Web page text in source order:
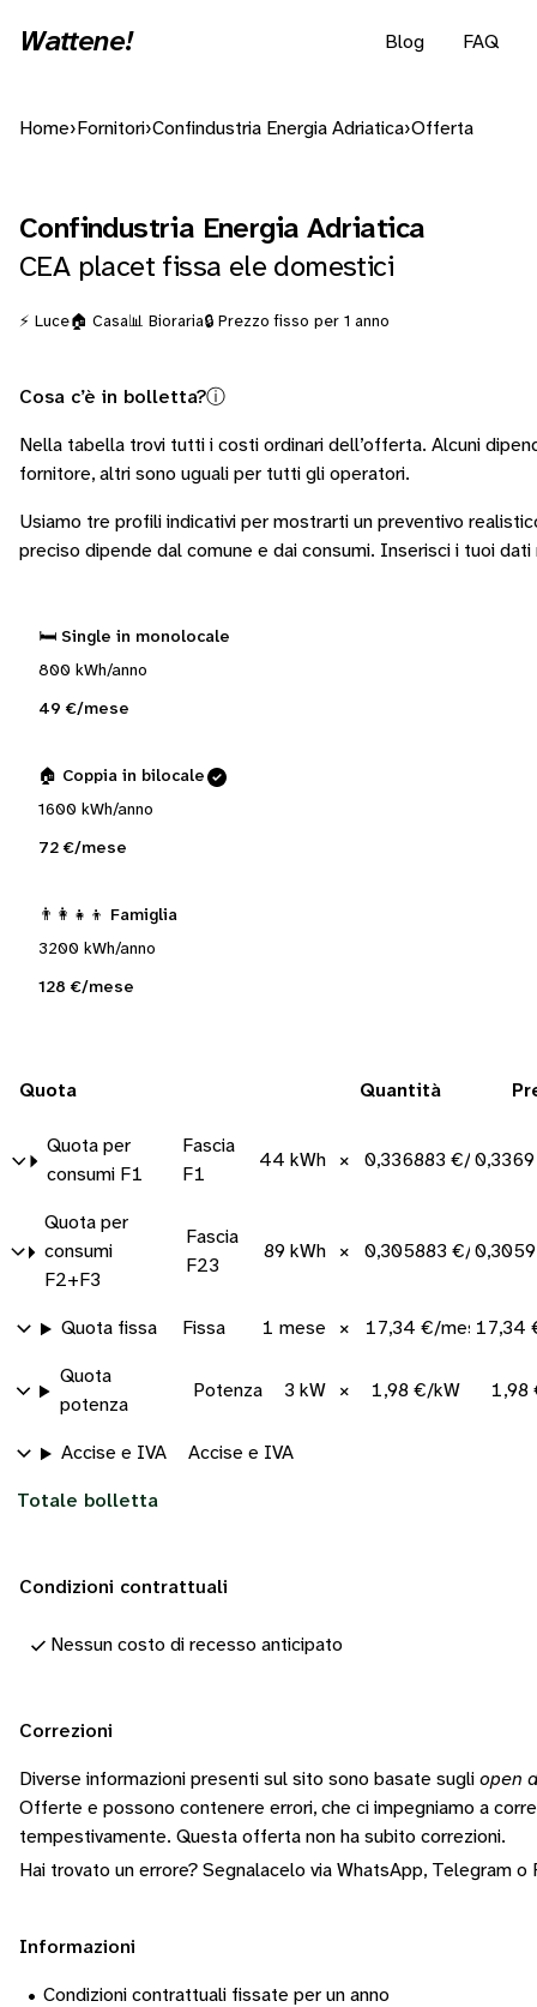
Wattene! Blog FAQ
Home› Fornitori›Confindustria Energia Adriatica›Offerta
Confindustria Energia Adriatica
CEA placet fissa ele domestici
⚡ Luce🏠 Casa📊 Bioraria🔒 Prezzo fisso per 1 anno
Cosa c’è in bolletta?ⓘ
Nella tabella trovi tutti i costi ordinari dell’offerta. Alcuni
fornitore, altri sono uguali per tutti gli operatori.
Usiamo tre profili indicativi per mostrarti un preventivo
preciso dipende dal comune e dai consumi. Inserisci i tuoi
🛏️ Single in monolocale
800 kWh/anno
49 €/mese
🏠 Coppia in bilocale
1600 kWh/anno
72 €/mese
👨‍👩‍👧‍👦 Famiglia
3200 kWh/anno
128 €/mese
Quota Quantità
Quota per
consumi F1
Fascia
F1
44 kWh × 0,336883 €/kWh
Quota per
consumi
F2+F3
Fascia
F23
89 kWh × 0,305883 €/kWh
Quota fissa Fissa 1 mese × 17,34 €/mese17,34
Quota
potenza
Potenza 3 kW × 1,98 €/kW 1,98
Accise e IVA Accise e IVA
Totale bolletta
Condizioni contrattuali
Nessun costo di recesso anticipato
Correzioni
Diverse informazioni presenti sul sito sono basate sugli open
Offerte e possono contenere errori, che ci impegniamo a
tempestivamente. Questa offerta non ha subito correzioni.
Hai trovato un errore? Segnalacelo via WhatsApp, Telegram o
Informazioni
• Condizioni contrattuali fissate per un anno